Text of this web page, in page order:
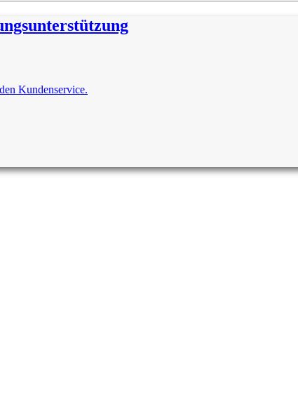
Kundenservice.